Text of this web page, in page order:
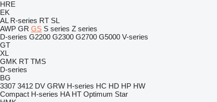
HRE
EK
AL R-series RT SL
AWP GR GS S series Z series
D-series G2200 G2300 G2700 G5000 V-series
GT
XL
GMK RT TMS
D-series
BG
3307 3412 DV GRW H-series HC HD HP HW
Compact H-series HA HT Optimum Star